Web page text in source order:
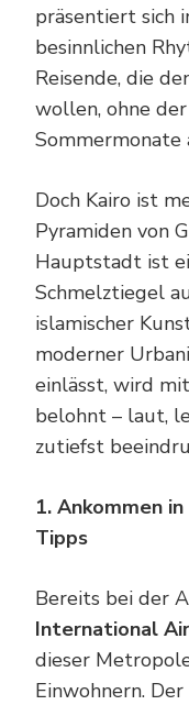
präsentiert sich
besinnlichen
Reisende, die
wollen, ohne
Sommermonate
Doch Kairo ist
Pyramiden von
Hauptstadt ist
Schmelztiegel
islamischer
moderner
einlässt, wird
belohnt – laut,
zutiefst
1. Ankommen
Tipps
Bereits bei der
International
dieser
Einwohnern.